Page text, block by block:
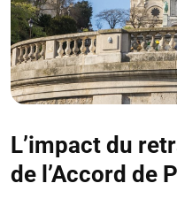
L’impact du
de l’Accord de